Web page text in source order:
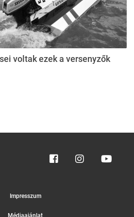
voltak ezek a versenyzők
Impresszum
Médiaajánlat